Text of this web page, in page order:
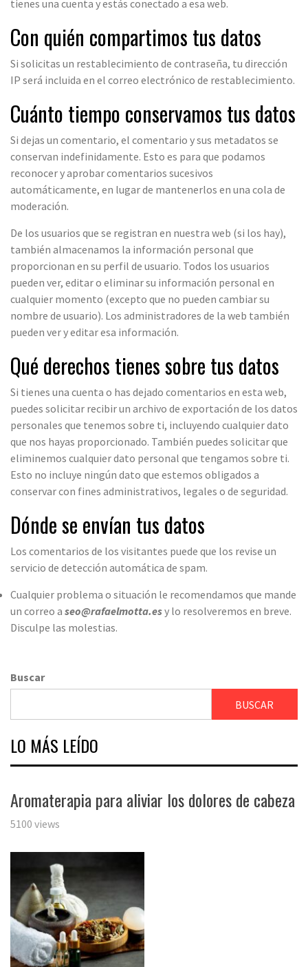
tienes una cuenta y estás conectado a esa web.
Con quién compartimos tus datos
Si solicitas un restablecimiento de contraseña, tu dirección
IP será incluida en el correo electrónico de restablecimiento.
Cuánto tiempo conservamos tus datos
Si dejas un comentario, el comentario y sus metadatos se
conservan indefinidamente. Esto es para que podamos
reconocer y aprobar comentarios sucesivos
automáticamente, en lugar de mantenerlos en una cola de
moderación.
De los usuarios que se registran en nuestra web (si los hay),
también almacenamos la información personal que
proporcionan en su perfil de usuario. Todos los usuarios
pueden ver, editar o eliminar su información personal en
cualquier momento (excepto que no pueden cambiar su
nombre de usuario). Los administradores de la web también
pueden ver y editar esa información.
Qué derechos tienes sobre tus datos
Si tienes una cuenta o has dejado comentarios en esta web,
puedes solicitar recibir un archivo de exportación de los datos
personales que tenemos sobre ti, incluyendo cualquier dato
que nos hayas proporcionado. También puedes solicitar que
eliminemos cualquier dato personal que tengamos sobre ti.
Esto no incluye ningún dato que estemos obligados a
conservar con fines administrativos, legales o de seguridad.
Dónde se envían tus datos
Los comentarios de los visitantes puede que los revise un
servicio de detección automática de spam.
Cualquier problema o situación le recomendamos que mande
un correo a seo@rafaelmotta.esy lo resolveremos en breve.
Disculpe las molestias.
Buscar
BUSCAR
LO MÁS LEÍDO
Aromaterapia para aliviar los dolores de cabeza
5100 views